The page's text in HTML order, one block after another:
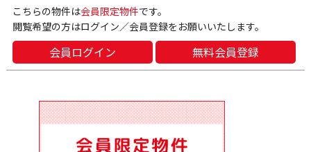
こちらの物件は会員限定物件です。
閲覧希望の方はログイン／会員登録をお願いいたします。
会員ログイン 無料会員登録